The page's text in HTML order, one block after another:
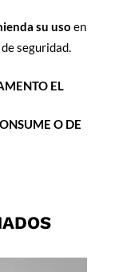
su uso en
seguridad.
EL
O DE